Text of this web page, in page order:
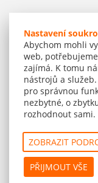
Nastavení
Abychom mohli
web,
zajímá. K tomu
nástrojů a
pro správnou
nezbytné, o
rozhodnout sami.
ZOBRAZIT
PŘIJMOUT VŠE